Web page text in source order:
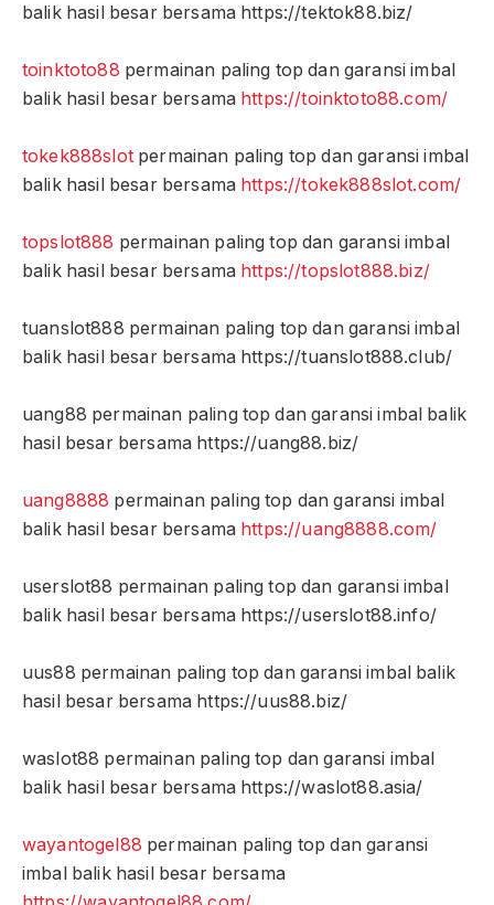
balik hasil besar bersama https://tektok88.biz/
toinktoto88 permainan paling top dan garansi imbal
balik hasil besar bersama https://toinktoto88.com/
tokek888slotpermainan paling top dan garansi imbal
balik hasil besar bersama https://tokek888slot.com/
topslot888 permainan paling top dan garansi imbal
balik hasil besar bersama https://topslot888.biz/
tuanslot888 permainan paling top dan garansi imbal
balik hasil besar bersama https://tuanslot888.club/
uang88 permainan paling top dan garansi imbal balik
hasil besar bersama https://uang88.biz/
uang8888 permainan paling top dan garansi imbal
balik hasil besar bersama https://uang8888.com/
userslot88 permainan paling top dan garansi imbal
balik hasil besar bersama https://userslot88.info/
uus88 permainan paling top dan garansi imbal balik
hasil besar bersama https://uus88.biz/
waslot88 permainan paling top dan garansi imbal
balik hasil besar bersama https://waslot88.asia/
wayantogel88 permainan paling top dan garansi
imbal balik hasil besar bersama